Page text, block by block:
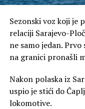
Sezonski voz koji je
relaciji Sarajevo-
ne samo jedan.
na granici pronašli
Nakon polaska iz
uspio je stići do
lokomotive.